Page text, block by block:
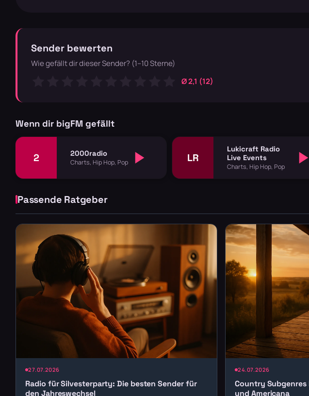
Sender bewerten
Wie gefällt dir dieser Sender? (1–10 Sterne)
Ø 2,1 (12)
Wenn dir bigFM gefällt
2 2000radio
Charts, Hip Hop, Pop LR
Lukicraft Radio
Live Events
Charts, Hip Hop, Pop
Passende Ratgeber
27.07.2026
Radio für Silvesterparty: Die besten Sender für
den Jahreswechsel
24.07.2026
Country Subgenres
und Americana